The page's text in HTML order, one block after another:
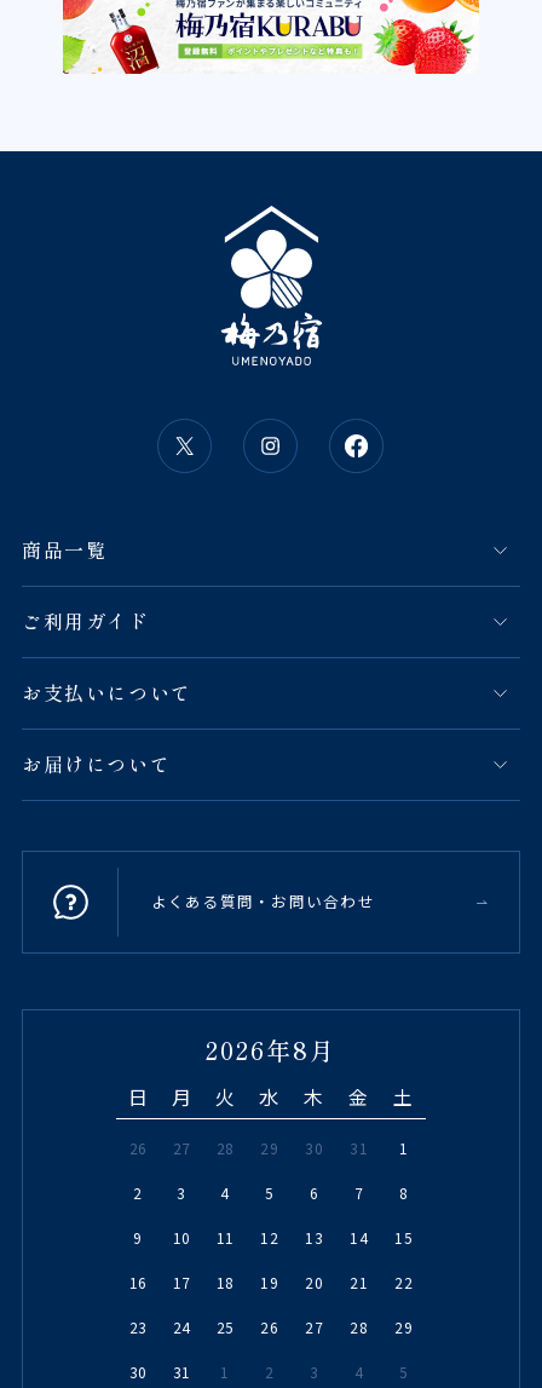
商品一覧
ご利用ガイド
お支払いについて
お届けについて
よくある質問・お問い合わせ
2026年8月
日 月 火 水 木 金 土
26 27 28 29 30 31 1
2 3 4 5 6 7 8
9 10 11 12 13 14 15
16 17 18 19 20 21 22
23 24 25 26 27 28 29
30 31 1 2 3 4 5